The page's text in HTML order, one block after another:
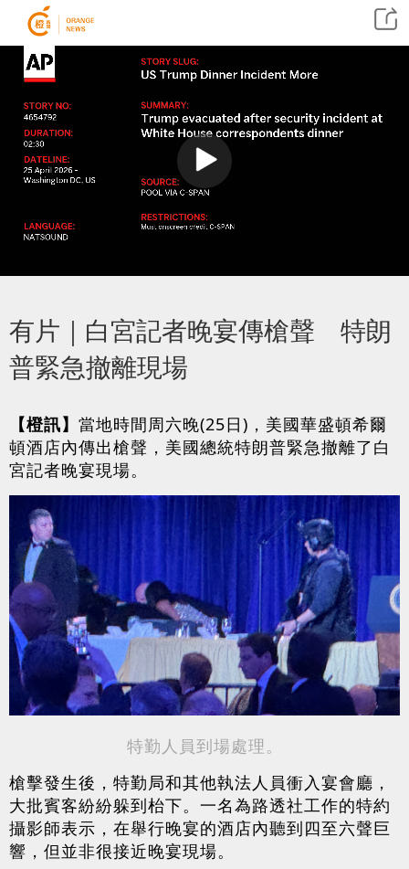
有片｜白宮記者晚宴傳槍聲 特朗
普緊急撤離現場
【橙訊】 當地時間周六晚(25日)，美國華盛頓希爾
頓酒店內傳出槍聲，美國總統特朗普緊急撤離了白
宮記者晚宴現場。
特勤人員到場處理。
槍擊發生後，特勤局和其他執法人員衝入宴會廳，
大批賓客紛紛躲到枱下。一名為路透社工作的特約
攝影師表示，在舉行晚宴的酒店內聽到四至六聲巨
響，但並非很接近晚宴現場。